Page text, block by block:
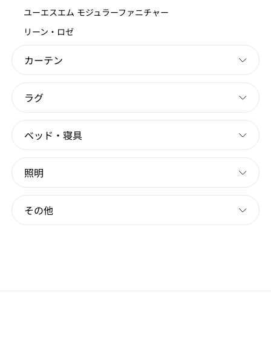
ユーエスエム モジュラーファニチャー
リーン・ロゼ
カーテン
ラグ
ベッド・寝具
照明
その他